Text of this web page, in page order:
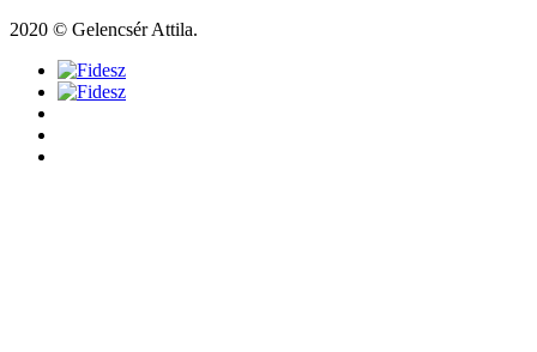
2020 © Gelencsér Attila.